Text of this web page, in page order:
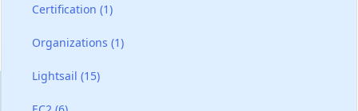
Certification(1)
Organizations(1)
Lightsail(15)